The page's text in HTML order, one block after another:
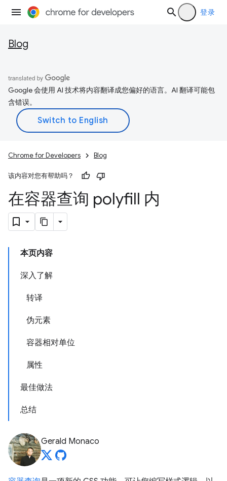
登录
Blog
Google 会使用 AI 技术将内容翻译成您偏好的语言。AI 翻译可能包
含错误。
Chrome for Developers Blog
该内容对您有帮助吗？
在容器查询 polyfill 内
本页内容
深入了解
转译
伪元素
容器相对单位
属性
最佳做法
总结
Gerald Monaco